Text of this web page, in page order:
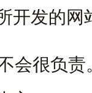
开发的
会很负责